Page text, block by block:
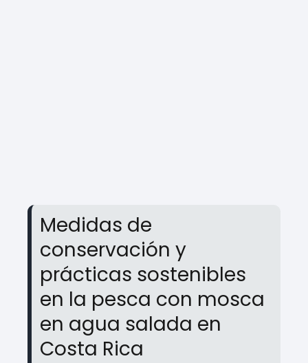
Medidas de
conservación y
prácticas sostenibles
en la pesca con mosca
en agua salada en
Costa Rica